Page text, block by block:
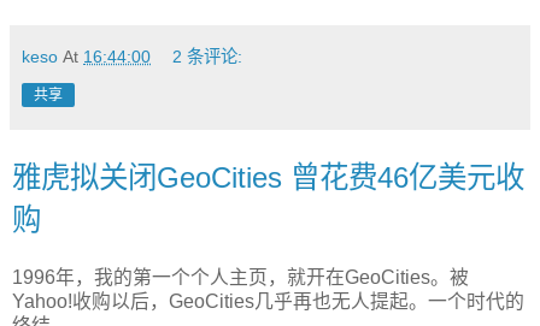
keso At 16:44:00 2 条评论:
共享
雅虎拟关闭GeoCities 曾花费46亿美元收
购
1996年，我的第一个个人主页，就开在GeoCities。被
Yahoo!收购以后，GeoCities几乎再也无人提起。一个时代的